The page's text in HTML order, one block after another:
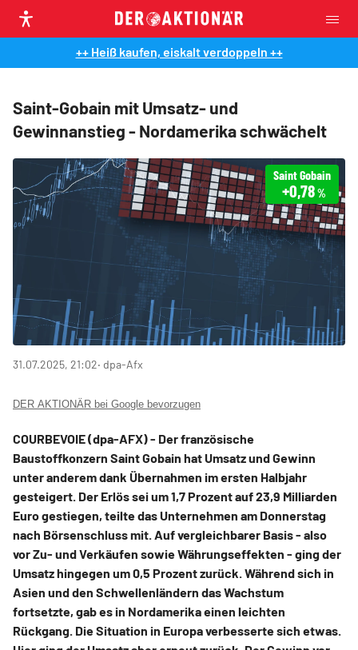
++ Heiß kaufen, eiskalt verdoppeln ++
Saint-Gobain mit Umsatz- und
Gewinnanstieg - Nordamerika schwächelt
Saint Gobain
+0,78 %
31.07.2025, 21:02‧ dpa-Afx
DER AKTIONÄR bei Google bevorzugen
COURBEVOIE (dpa-AFX) - Der französische
Baustoffkonzern Saint Gobain hat Umsatz und Gewinn
unter anderem dank Übernahmen im ersten Halbjahr
gesteigert. Der Erlös sei um 1,7 Prozent auf 23,9 Milliarden
Euro gestiegen, teilte das Unternehmen am Donnerstag
nach Börsenschluss mit. Auf vergleichbarer Basis - also
vor Zu- und Verkäufen sowie Währungseffekten - ging der
Umsatz hingegen um 0,5 Prozent zurück. Während sich in
Asien und den Schwellenländern das Wachstum
fortsetzte, gab es in Nordamerika einen leichten
Rückgang. Die Situation in Europa verbesserte sich etwas.